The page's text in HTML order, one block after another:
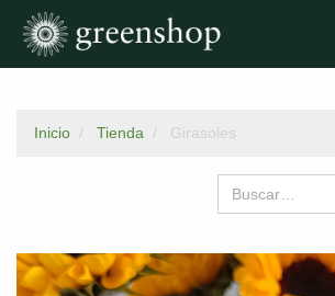
Inicio Tienda Girasoles